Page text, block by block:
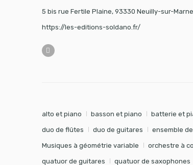
5 bis rue Fertile Plaine, 93330 Neuilly-sur-Marne
https://les-editions-soldano.fr/
alto et piano basson et piano batterie et
duo de flûtes duo de guitares ensemble
Musiques à géométrie variable orchestre à
quatuor de guitares quatuor de saxophones